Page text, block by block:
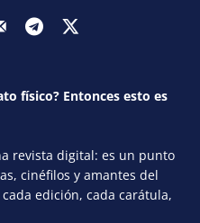
físico? Entonces esto es
revista digital: es un punto
cinéfilos y amantes del
edición, cada carátula,